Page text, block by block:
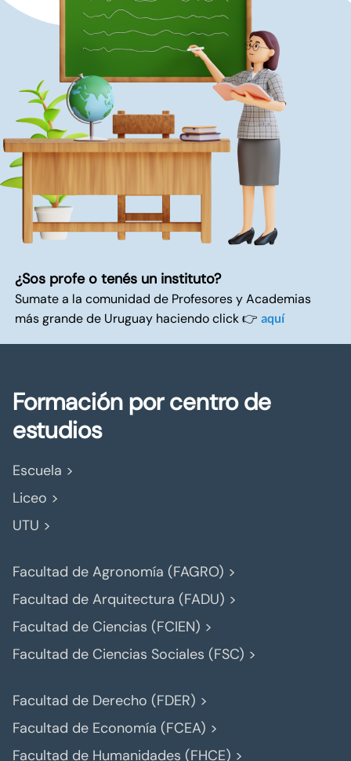
¿Sos profe o tenés un instituto?
Sumate a la comunidad de Profesores y Academias
más grande de Uruguay haciendo click 👉 aquí
Formación por centro de
estudios
Escuela >
Liceo >
UTU >
Facultad de Agronomía (FAGRO) >
Facultad de Arquitectura (FADU) >
Facultad de Ciencias (FCIEN) >
Facultad de Ciencias Sociales (FSC) >
Facultad de Derecho (FDER) >
Facultad de Economía (FCEA) >
Facultad de Humanidades (FHCE) >